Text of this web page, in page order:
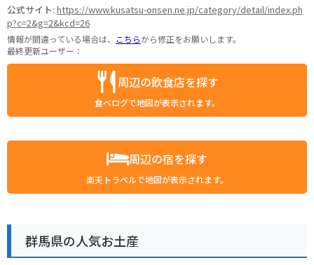
公式サイト:https://www.kusatsu-onsen.ne.jp/category/detail/index.ph
p?c=2&g=2&kcd=26
情報が間違っている場合は、 こちらから修正をお願いします。
最終更新ユーザー：
周辺の飲食店を探す
食べログで地図が表示されます。
周辺の宿を探す
楽天トラベルで地図が表示されます。
群馬県の人気お土産